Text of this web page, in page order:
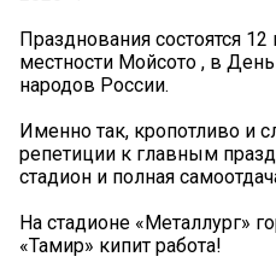
Празднования состоятся
местности Мойсото , в
народов России.
Именно так, кропотливо и
репетиции к главным
стадион и полная
На стадионе «Металлург»
«Тамир» кипит работа!